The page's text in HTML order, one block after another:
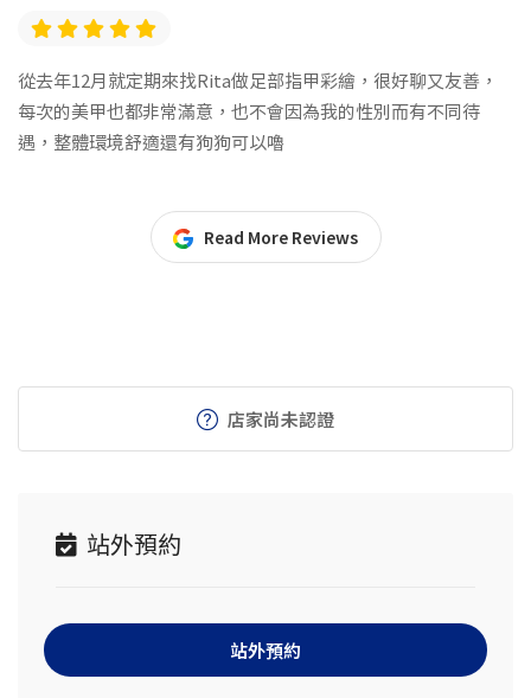
從去年12月就定期來找Rita做足部指甲彩繪，很好聊又友善，
每次的美甲也都非常滿意，也不會因為我的性別而有不同待
遇，整體環境舒適還有狗狗可以嚕
Read More Reviews
店家尚未認證
站外預約
站外預約